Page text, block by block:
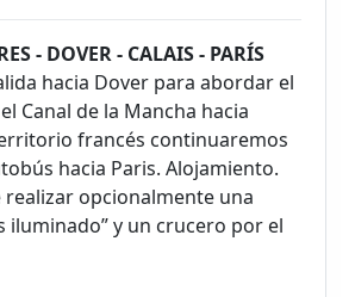
- DOVER - CALAIS - PARÍS
hacia Dover para abordar el
Canal de la Mancha hacia
francés continuaremos
hacia Paris. Alojamiento.
realizar opcionalmente una
iluminado” y un crucero por el